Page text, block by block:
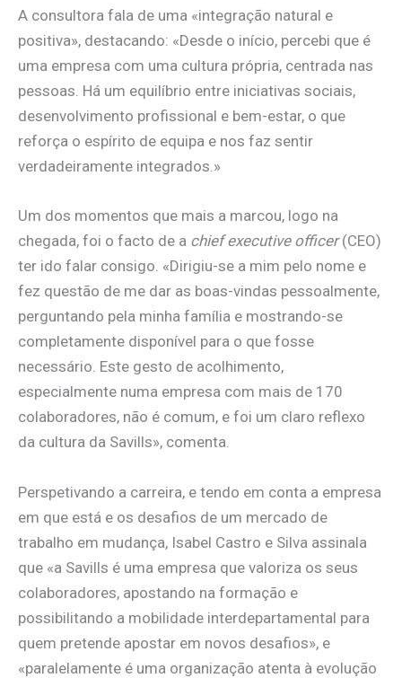
A consultora fala de uma «integração natural e
positiva», destacando: «Desde o início, percebi que é
uma empresa com uma cultura própria, centrada nas
pessoas. Há um equilíbrio entre iniciativas sociais,
desenvolvimento profissional e bem-estar, o que
reforça o espírito de equipa e nos faz sentir
verdadeiramente integrados.»
Um dos momentos que mais a marcou, logo na
chegada, foi o facto de a chief executive officer(CEO)
ter ido falar consigo. «Dirigiu-se a mim pelo nome e
fez questão de me dar as boas-vindas pessoalmente,
perguntando pela minha família e mostrando-se
completamente disponível para o que fosse
necessário. Este gesto de acolhimento,
especialmente numa empresa com mais de 170
colaboradores, não é comum, e foi um claro reflexo
da cultura da Savills», comenta.
Perspetivando a carreira, e tendo em conta a empresa
em que está e os desafios de um mercado de
trabalho em mudança, Isabel Castro e Silva assinala
que «a Savills é uma empresa que valoriza os seus
colaboradores, apostando na formação e
possibilitando a mobilidade interdepartamental para
quem pretende apostar em novos desafios», e
«paralelamente é uma organização atenta à evolução